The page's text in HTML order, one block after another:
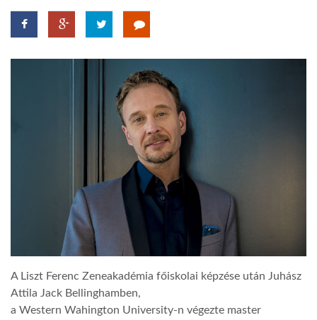
GLOBOTV BP
AFRIKA TUDÁSTÁR
A Liszt Ferenc Zeneakadémia főiskolai képzése után Juhász
Attila Jack Bellinghamben,
a Western Wahington University-n végezte master